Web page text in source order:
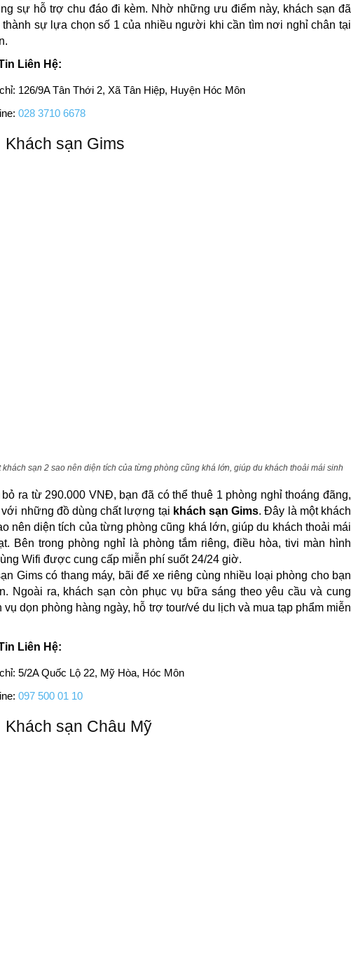
sự hỗ trợ chu đáo đi kèm. Nhờ những ưu điểm này, khách sạn đã
sự lựa chọn số 1 của nhiều người khi cần tìm nơi nghỉ chân tại
Liên Hệ:
126/9A Tân Thới 2, Xã Tân Hiệp, Huyện Hóc Môn
028 3710 6678
Khách sạn Gims
sạn 2 sao nên diện tích của từng phòng cũng khá lớn, giúp du khách thoải mái sinh
ra từ 290.000 VNĐ, bạn đã có thể thuê 1 phòng nghỉ thoáng đãng,
với những đồ dùng chất lượng tại khách sạn Gims. Đây là một khách
nên diện tích của từng phòng cũng khá lớn, giúp du khách thoải mái
Bên trong phòng nghỉ là phòng tắm riêng, điều hòa, tivi màn hình
Wifi được cung cấp miễn phí suốt 24/24 giờ.
Gims có thang máy, bãi để xe riêng cùng nhiều loại phòng cho bạn
Ngoài ra, khách sạn còn phục vụ bữa sáng theo yêu cầu và cung
vụ dọn phòng hàng ngày, hỗ trợ tour/vé du lịch và mua tạp phẩm miễn
Liên Hệ:
5/2A Quốc Lộ 22, Mỹ Hòa, Hóc Môn
097 500 01 10
Khách sạn Châu Mỹ